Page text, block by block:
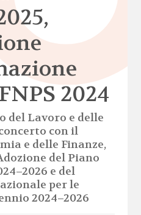
2024
del Lavoro e delle
con il
e delle Finanze,
del Piano
e del
per le
2024–2026